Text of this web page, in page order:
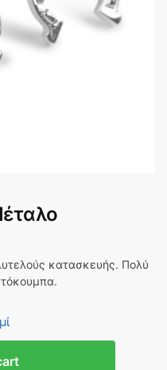
κατασκευής. Πολύ